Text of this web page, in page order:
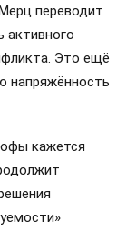
переводит
активного
Это ещё
напряжённость
кажется